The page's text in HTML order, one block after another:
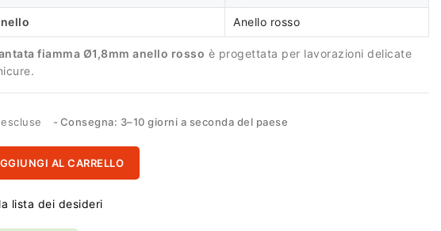
Anello rosso
fiamma Ø1,8mm anello rosso è progettata per lavorazioni delicate
Consegna: 3–10 giorni a seconda del paese
AL CARRELLO
lista dei desideri